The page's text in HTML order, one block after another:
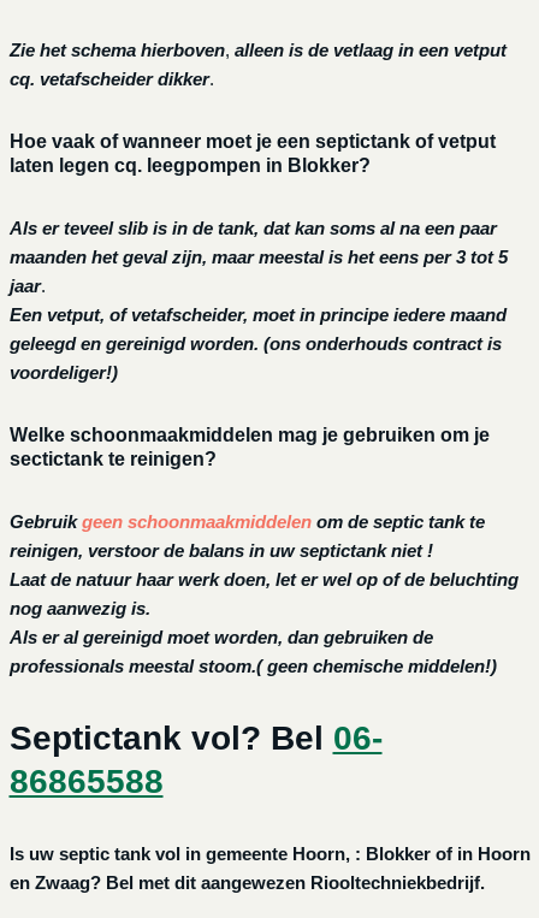
Zie het schema hierboven, alleen is de vetlaag in een vetput
cq. vetafscheider dikker.
Hoe vaak of wanneer moet je een septictank of vetput
laten legen cq. leegpompen in Blokker?
Als er teveel slib is in de tank, dat kan soms al na een paar
maanden het geval zijn, maar meestal is het eens per 3 tot 5
jaar.
Een vetput, of vetafscheider, moet in principe iedere maand
geleegd en gereinigd worden. (ons onderhouds contract is
voordeliger!)
Welke schoonmaakmiddelen mag je gebruiken om je
sectictank te reinigen?
Gebruikgeen schoonmaakmiddelen om de septic tank te
reinigen, verstoor de balans in uw septictank niet !
Laat de natuur haar werk doen, let er wel op of de beluchting
nog aanwezig is.
Als er al gereinigd moet worden, dan gebruiken de
professionals meestal stoom.( geen chemische middelen!)
Septictank vol? Bel 06-
86865588
Is uw septic tank vol in gemeente Hoorn, : Blokker of in Hoorn
en Zwaag? Bel met dit aangewezen Riooltechniekbedrijf.